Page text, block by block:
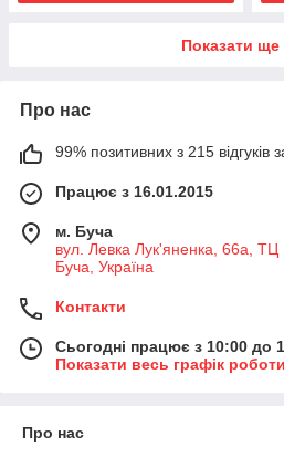
Показати ще
Про нас
99% позитивних з 215 відгуків
Працює з 16.01.2015
м. Буча
вул. Левка Лук'яненка, 66а, ТЦ
Буча, Україна
Контакти
Сьогодні працює з 10:00 до
Показати весь графік роботи
Про нас